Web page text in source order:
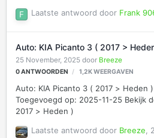
Laatste antwoord door Frank
Auto: KIA Picanto 3 ( 2017 >
25 November, 2025 door Breeze
0ANTWOORDEN 1,2KWEERGAVEN
Auto: KIA Picanto 3 ( 2017 > Heden ) Eigenaar: Breeze
Toegevoegd op: 2025-11-25 Bekijk deze auto: KIA Picanto 3 (
2017 > Heden )
Laatste antwoord door Breeze,